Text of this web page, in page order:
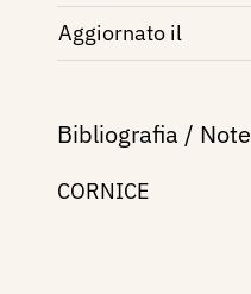
Aggiornato il
Bibliografia / Note
CORNICE